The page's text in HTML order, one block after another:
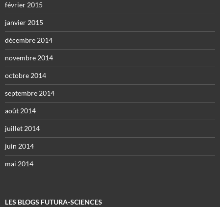
février 2015
janvier 2015
décembre 2014
novembre 2014
octobre 2014
septembre 2014
août 2014
juillet 2014
juin 2014
mai 2014
LES BLOGS FUTURA-SCIENCES